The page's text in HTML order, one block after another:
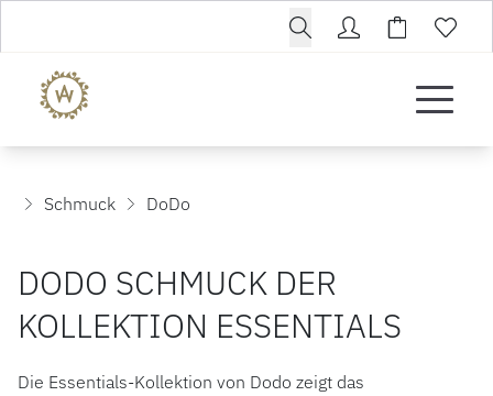
Schmuck DoDo
DODO SCHMUCK DER
KOLLEKTION ESSENTIALS
Die Essentials-Kollektion von Dodo zeigt das